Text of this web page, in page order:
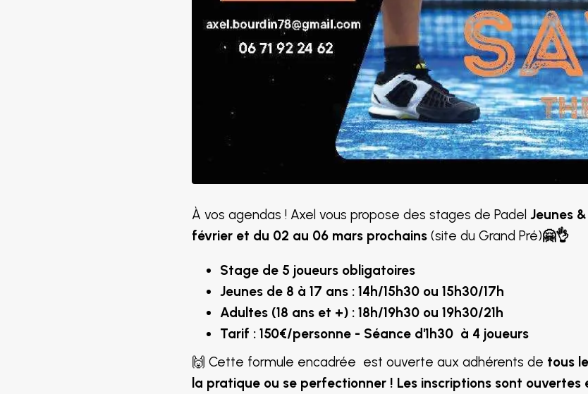
À vos agendas ! Axel vous propose des stages de Padel Jeunes
février et du 02 au 06 mars prochains (site du Grand Pré)🤗👌
Stage de 5 joueurs obligatoires
Jeunes de 8 à 17 ans : 14h/15h30 ou 15h30/17h
Adultes (18 ans et +) : 18h/19h30 ou 19h30/21h
Tarif : 150€/personne - Séance d'1h30 à 4 joueurs
🙌 Cette formule encadrée est ouverte aux adhérents de tous
la pratique ou se perfectionner ! Les inscriptions sont ouvertes